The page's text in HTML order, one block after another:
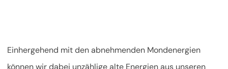
Einhergehend mit den abnehmenden Mondenergien
können wir dabei unzählige alte Energien aus unseren